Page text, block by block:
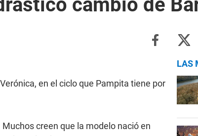
cambio de
en el ciclo que Pampita tiene por
creen que la modelo nació en
LAS